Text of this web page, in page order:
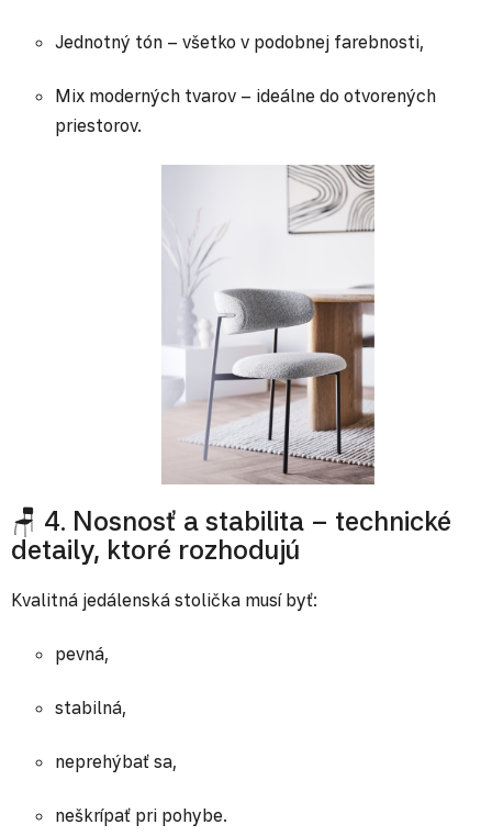
Jednotný tón – všetko v podobnej farebnosti,
Mix moderných tvarov – ideálne do otvorených
priestorov.
🪑 4. Nosnosť a stabilita – technické
detaily, ktoré rozhodujú
Kvalitná jedálenská stolička musí byť:
pevná,
stabilná,
neprehýbať sa,
neškrípať pri pohybe.